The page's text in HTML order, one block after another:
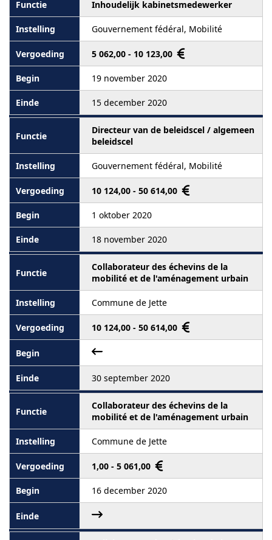
Inhoudelijk kabinetsmedewerker
Gouvernement fédéral, Mobilité
5 062,00 - 10 123,00
19 november 2020
15 december 2020
Directeur van de beleidscel / algemeen
beleidscel
Gouvernement fédéral, Mobilité
10 124,00 - 50 614,00
1 oktober 2020
18 november 2020
Collaborateur des échevins de la
mobilité et de l'aménagement urbain
Commune de Jette
10 124,00 - 50 614,00
30 september 2020
Collaborateur des échevins de la
mobilité et de l'aménagement urbain
Commune de Jette
1,00 - 5 061,00
16 december 2020